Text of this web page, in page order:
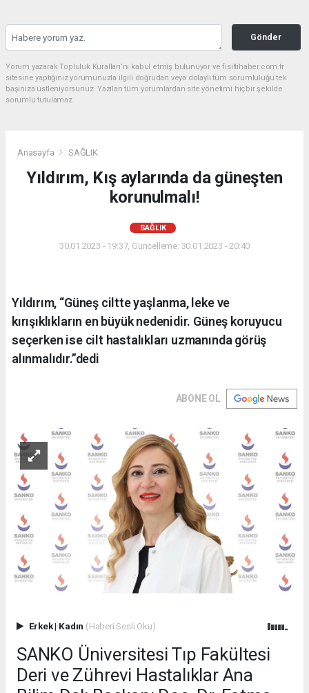
Gönder
Yorum yazarak Topluluk Kuralları’nı kabul etmiş bulunuyor ve fisiltihaber.com.tr
sitesine yaptığınız yorumunuzla ilgili doğrudan veya dolaylı tüm sorumluluğu tek
başınıza üstleniyorsunuz. Yazılan tüm yorumlardan site yönetimi hiçbir şekilde
sorumlu tutulamaz.
Anasayfa SAĞLIK
Yıldırım, Kış aylarında da güneşten
korunulmalı!
SAĞLIK
30.01.2023 - 19:37, Güncelleme: 30.01.2023 - 20:40
Yıldırım, “Güneş ciltte yaşlanma, leke ve
kırışıklıkların en büyük nedenidir. Güneş koruyucu
seçerken ise cilt hastalıkları uzmanında görüş
alınmalıdır.”dedi
ABONE OL
Erkek| Kadın (Haberi Sesli Oku)
SANKO Üniversitesi Tıp Fakültesi
Deri ve Zührevi Hastalıklar Ana